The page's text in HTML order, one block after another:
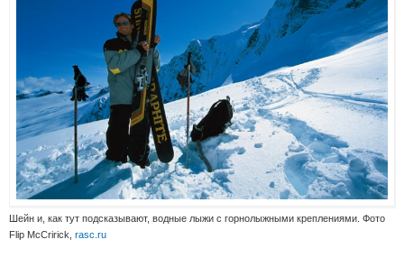
Шейн и, как тут подсказывают, водные лыжи с горнолыжными креплениями. Фото
Flip McCririck, rasc.ru